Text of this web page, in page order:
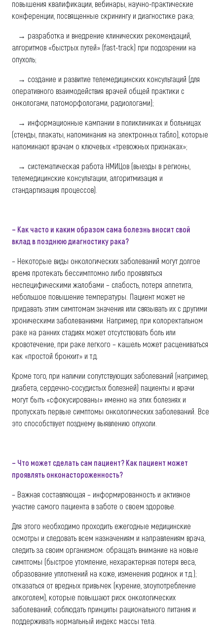
повышения квалификации, вебинары, научно-практические
конференции, посвященные скринингу и диагностике рака;
→ разработка и внедрение клинических рекомендаций,
алгоритмов «быстрых путей» (fast-track) при подозрении на
опухоль;
→ создание и развитие телемедицинских консультаций (для
оперативного взаимодействия врачей общей практики с
онкологами, патоморфологами, радиологами);
→ информационные кампании в поликлиниках и больницах
(стенды, плакаты, напоминания на электронных табло), которые
напоминают врачам о ключевых «тревожных признаках»;
→ систематическая работа НМИЦов (выезды в регионы,
телемедицинские консультации, алгоритмизация и
стандартизация процессов).
– Как часто и каким образом сама болезнь вносит свой
вклад в позднююдиагностику рака?
– Некоторые виды онкологических заболеваний могут долгое
время протекать бессимптомно либо проявляться
неспецифическими жалобами – слабость, потеря аппетита,
небольшое повышение температуры. Пациент может не
придавать этим симптомам значения или связывать их с другими
хроническими заболеваниями. Например, при колоректальном
раке на ранних стадиях может отсутствовать боль или
кровотечение, при раке легкого – кашель может расцениваться
как «простой бронхит» и т.д.
Кроме того, при наличии сопутствующих заболеваний (например,
диабета, сердечно-сосудистых болезней) пациенты и врачи
могут быть «сфокусированы» именно на этих болезнях и
пропускать первые симптомы онкологических заболеваний. Все
это способствует позднему выявлению опухоли.
– Что может сделать сам пациент? Как пациент может
проявлять онконастороженность?
– Важная составляющая – информированность и активное
участие самого пациента в заботе о своем здоровье.
Для этого необходимо проходить ежегодные медицинские
осмотры и следовать всем назначениям и направлениям врача,
следить за своим организмом: обращать внимание на новые
симптомы (быстрое утомление, нехарактерная потеря веса,
образование уплотнений на коже, изменения родинок и т.д.);
отказаться от вредных привычек (курение, злоупотребление
алкоголем), которые повышают риск онкологических
заболеваний; соблюдать принципы рационального питания и
поддерживать нормальный индекс массы тела.